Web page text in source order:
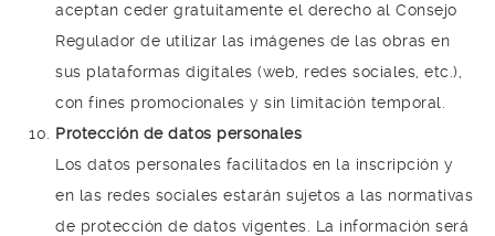
aceptan ceder gratuitamente el derecho al Consejo
Regulador de utilizar las imágenes de las obras en
sus plataformas digitales (web, redes sociales, etc.),
con fines promocionales y sin limitación temporal.
Protección de datos personales
Los datos personales facilitados en la inscripción y
en las redes sociales estarán sujetos a las normativas
de protección de datos vigentes. La información será